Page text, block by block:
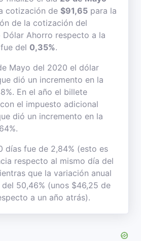
cotización de $91,65 para la
de la cotización del
Ahorro respecto a la
del 0,35%.
Mayo del 2020 el dólar
dió un incremento en la
En el año el billete
el impuesto adicional
dió un incremento en la
días fue de 2,84% (esto es
respecto al mismo día del
que la variación anual
50,46% (unos $46,25 de
a un año atrás).